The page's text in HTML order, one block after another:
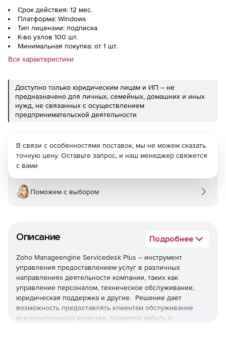
Срок действия: 12 мес.
Платформа: Windows
Тип лицензии: подписка
К-во узлов 100 шт.
Минимальная покупка: от 1 шт.
Все характеристики
Доступно только юридическим лицам и ИП – не
предназначено для личных, семейных, домашних и иных
нужд, не связанных с осуществлением
предпринимательской деятельности
Описание Подробнее
Zoho Manageengine Servicedesk Plus – инструмент
управления предоставлением услуг в различных
направлениях деятельности компании, таких как
управление персоналом, техническое обслуживание,
юридическая поддержка и другие. Решение дает
возможность предоставлять клиентам обслуживание
исключительного качества, позволяя забыть о
В связи с особенностями поставок, мы не можем сказать
точную цену. Оставьте запрос, и наш менеджер свяжется
с вами
Поможем с выбором